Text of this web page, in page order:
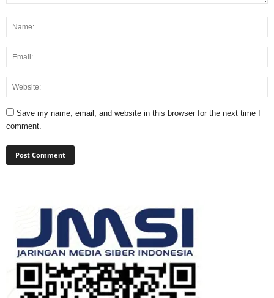
Save my name, email, and website in this browser for the next time I
comment.